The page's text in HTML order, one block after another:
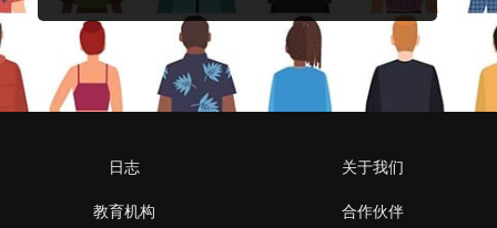
日志
教育机构
关于我们
合作伙伴